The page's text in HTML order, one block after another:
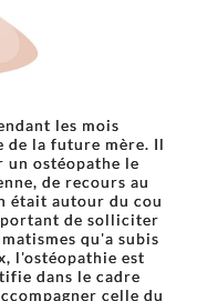
les mois
de la future mère. Il
ostéopathe le
de recours au
était autour du cou
de solliciter
qu'a subis
l'ostéopathie est
dans le cadre
celle du